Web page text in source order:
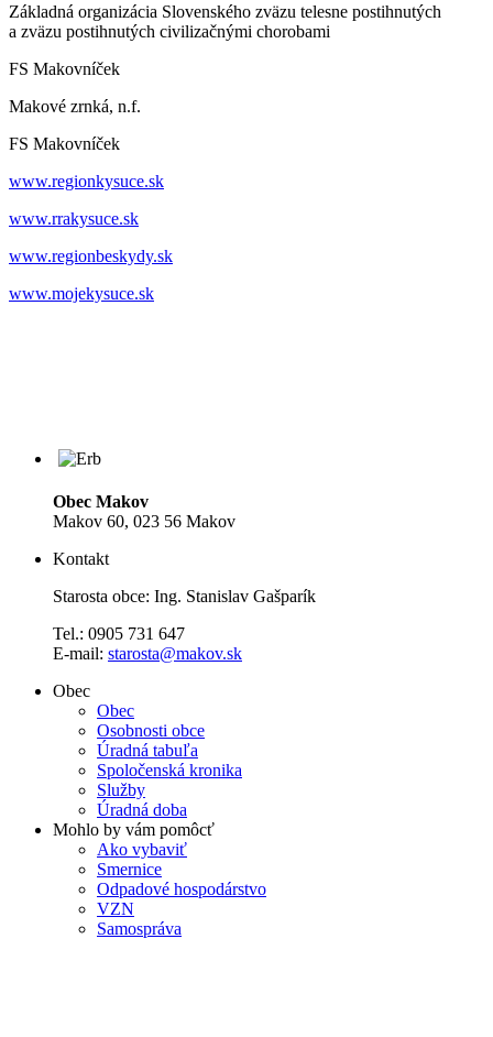
Základná organizácia Slovenského zväzu telesne postihnutých
a zväzu postihnutých civilizačnými chorobami
FS Makovníček
Makové zrnká, n.f.
FS Makovníček
www.regionkysuce.sk
www.rrakysuce.sk
www.regionbeskydy.sk
www.mojekysuce.sk
Obec Makov
Makov 60, 023 56 Makov
Kontakt
Starosta obce: Ing. Stanislav Gašparík
Tel.: 0905 731 647
E-mail: starosta@makov.sk
Obec
Obec
Osobnosti obce
Úradná tabuľa
Spoločenská kronika
Služby
Úradná doba
Mohlo by vám pomôcť
Ako vybaviť
Smernice
Odpadové hospodárstvo
VZN
Samospráva